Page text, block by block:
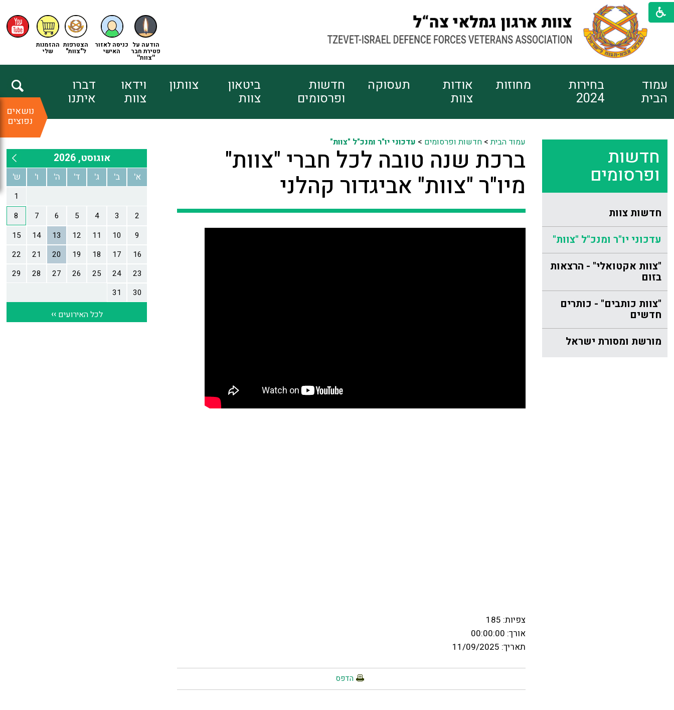
ההזמנות
שלי
הצטרפות
ל"צוות"
כניסה לאזור
האישי
הודעה על
פטירת חבר
''צוות''
עמוד
הבית
בחירות
2024
מחוזות אודות
צוות
תעסוקה חדשות
ופרסומים
ביטאון
צוות
צוותון וידאו
צוות
דברו
איתנו
נושאים
נפוצים
חדשות
ופרסומים
חדשות צוות
עדכוני יו"ר ומנכ"ל "צוות"
"צוות אקטואלי" - הרצאות
בזום
"צוות כותבים" - כותרים
חדשים
מורשת ומסורת ישראל
עמוד הבית>חדשות ופרסומים > עדכוני יו"ר ומנכ"ל "צוות"
ברכת שנה טובה לכל חברי "צוות"
מיו"ר "צוות" אביגדור קהלני
צפיות: 185
אורך: 00:00:00
תאריך: 11/09/2025
הדפס